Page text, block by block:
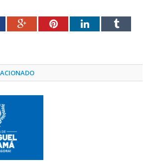
Google+PinterestLinkedInTumblr